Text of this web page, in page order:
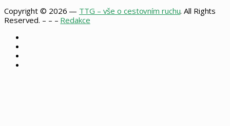
Copyright © 2026 — TTG – vše o cestovním ruchu. All Rights
Reserved. – – – Redakce